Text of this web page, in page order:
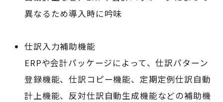
異なるため導入時に吟味
仕訳入力補助機能
ERPや会計パッケージによって、仕訳パターン
登録機能、仕訳コピー機能、定期定例仕訳自動
計上機能、反対仕訳自動生成機能などの補助機